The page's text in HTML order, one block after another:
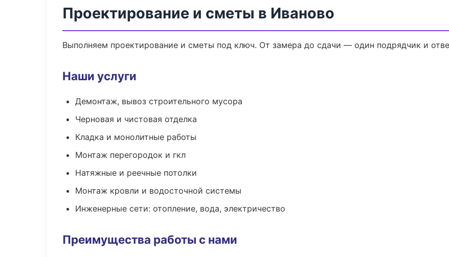
Проектирование и сметы в Иваново
Выполняем проектирование и сметы под ключ. От замера до сдачи — один подрядчик и
Наши услуги
Демонтаж, вывоз строительного мусора
Черновая и чистовая отделка
Кладка и монолитные работы
Монтаж перегородок и гкл
Натяжные и реечные потолки
Монтаж кровли и водосточной системы
Инженерные сети: отопление, вода, электричество
Преимущества работы с нами